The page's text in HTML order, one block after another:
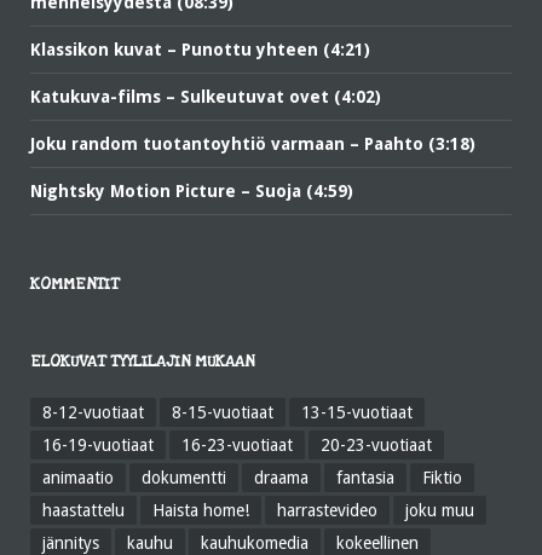
Klassikon kuvat – Punottu yhteen (4:21)
Katukuva-films – Sulkeutuvat ovet (4:02)
Joku random tuotantoyhtiö varmaan – Paahto (3:18)
Nightsky Motion Picture – Suoja (4:59)
KOMMENTIT
ELOKUVAT TYYLILAJIN MUKAAN
8-12-vuotiaat 8-15-vuotiaat
13-15-vuotiaat
16-19-vuotiaat
16-23-vuotiaat
20-23-vuotiaat
animaatio
dokumentti draama fantasia
Fiktio
haastattelu
Haista home! harrastevideo
joku muu
jännitys
kauhu kauhukomedia
kokeellinen